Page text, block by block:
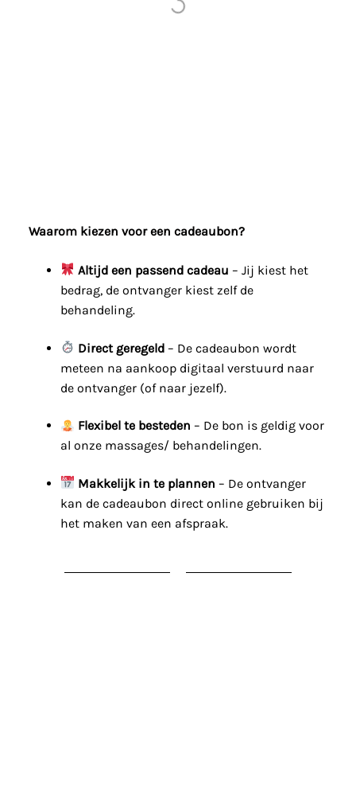
Waarom kiezen voor een cadeaubon?
Altijd een passend cadeau – Jij kiest het
bedrag, de ontvanger kiest zelf de
behandeling.
Direct geregeld – De cadeaubon wordt
meteen na aankoop digitaal verstuurd naar
de ontvanger (of naar jezelf).
Flexibel te besteden – De bon is geldig voor
al onze massages/ behandelingen.
Makkelijk in te plannen – De ontvanger
kan de cadeaubon direct online gebruiken bij
het maken van een afspraak.